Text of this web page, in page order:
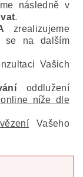
následně v
.
zrealizujeme
se na dalším
Vašich
oddlužení
níže dle
Vašeho